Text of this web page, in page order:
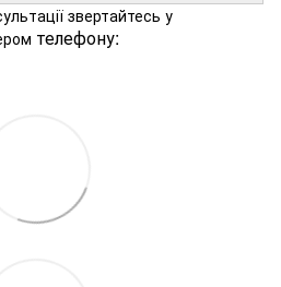
звертайтесь у
телефону: